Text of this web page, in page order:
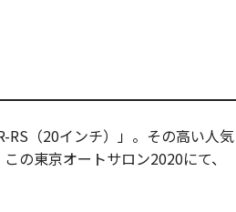
RS（20インチ）」。その高い人気
の東京オートサロン2020にて、